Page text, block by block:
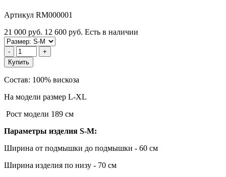
Артикул RM000001
21 000 руб. 12 600 руб. Есть в наличии
-
+
Купить
Состав: 100% вискоза
На модели размер L-XL
Рост модели 189 см
Параметры изделия S-M:
Ширина от подмышки до подмышки - 60 см
Ширина изделия по низу - 70 см